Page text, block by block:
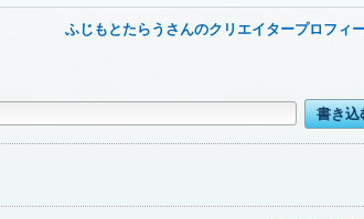
ふじもとたらうさんのクリエイタープロフィ